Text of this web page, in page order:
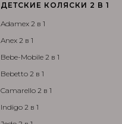
ДЕТСКИЕ КОЛЯСКИ 2 В 1
Adamex 2 в 1
Anex 2 в 1
Bebe-Mobile 2 в 1
Bebetto 2 в 1
Camarello 2 в 1
Indigo 2 в 1